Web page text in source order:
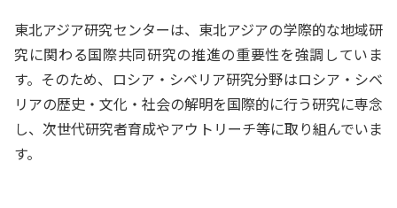
東北アジア研究センターは、東北アジアの学際的な地域研
究に関わる国際共同研究の推進の重要性を強調していま
す。そのため、ロシア・シベリア研究分野はロシア・シベ
リアの歴史・文化・社会の解明を国際的に行う研究に専念
し、次世代研究者育成やアウトリーチ等に取り組んでいま
す。